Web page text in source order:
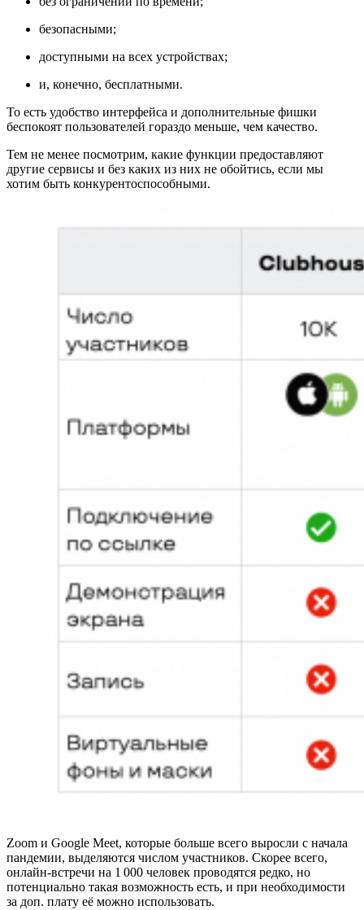
безопасными;
доступными на всех устройствах;
и, конечно, бесплатными.
То есть удобство интерфейса и дополнительные фишки
беспокоят пользователей гораздо меньше, чем качество.
Тем не менее посмотрим, какие функции предоставляют
другие сервисы и без каких из них не обойтись, если мы
хотим быть конкурентоспособными.
Zoom и Google Meet, которые больше всего выросли с начала
пандемии, выделяются числом участников. Скорее всего,
онлайн-встречи на 1 000 человек проводятся редко, но
потенциально такая возможность есть, и при необходимости
за доп. плату её можно использовать.